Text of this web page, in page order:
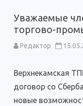
Уважаемые
торгово-
Редактор
Верхнекамская
договор со
новые